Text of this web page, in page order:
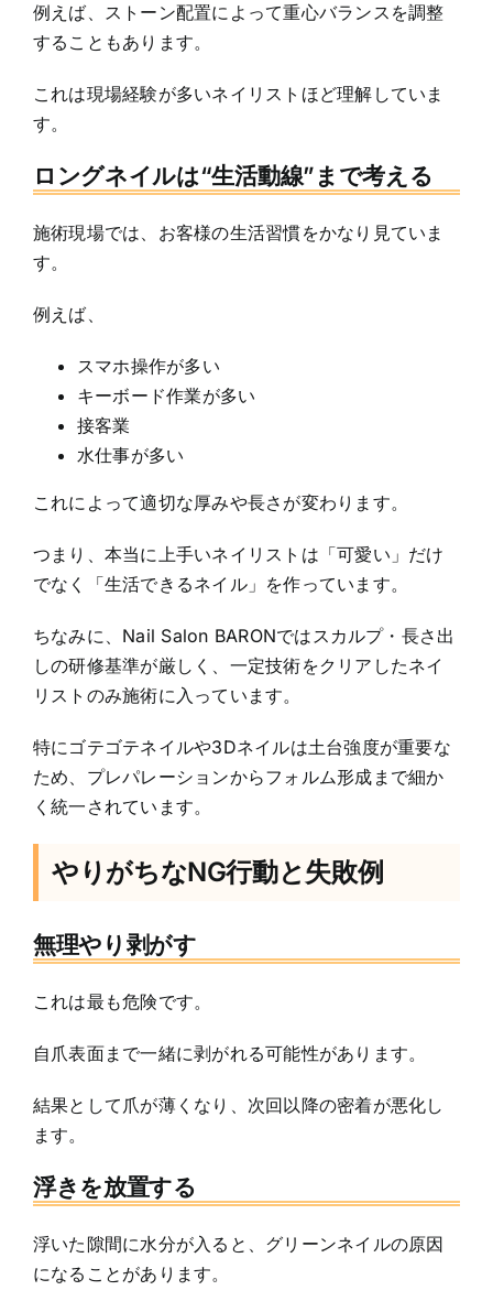
例えば、ストーン配置によって重心バランスを調整
することもあります。
これは現場経験が多いネイリストほど理解していま
す。
ロングネイルは“生活動線”まで考える
施術現場では、お客様の生活習慣をかなり見ていま
す。
例えば、
スマホ操作が多い
キーボード作業が多い
接客業
水仕事が多い
これによって適切な厚みや長さが変わります。
つまり、本当に上手いネイリストは「可愛い」だけ
でなく「生活できるネイル」を作っています。
ちなみに、Nail Salon BARONではスカルプ・長さ出
しの研修基準が厳しく、一定技術をクリアしたネイ
リストのみ施術に入っています。
特にゴテゴテネイルや3Dネイルは土台強度が重要な
ため、プレパレーションからフォルム形成まで細か
く統一されています。
やりがちなNG行動と失敗例
無理やり剥がす
これは最も危険です。
自爪表面まで一緒に剥がれる可能性があります。
結果として爪が薄くなり、次回以降の密着が悪化し
ます。
浮きを放置する
浮いた隙間に水分が入ると、グリーンネイルの原因
になることがあります。